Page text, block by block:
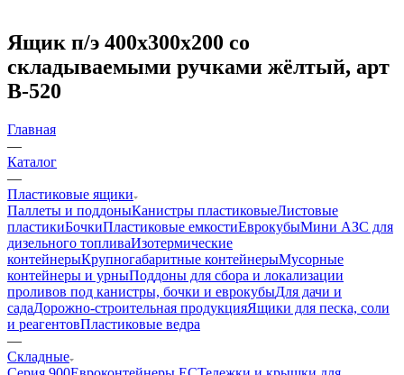
Ящик п/э 400х300х200 со
складываемыми ручками жёлтый, арт
B-520
Главная
—
Каталог
—
Пластиковые ящики
Паллеты и поддоныКанистры пластиковыеЛистовые
пластикиБочкиПластиковые емкостиЕврокубыМини АЗС для
дизельного топливаИзотермические
контейнерыКрупногабаритные контейнерыМусорные
контейнеры и урныПоддоны для сбора и локализации
проливов под канистры, бочки и еврокубыДля дачи и
садаДорожно-строительная продукцияЯщики для песка, соли
и реагентовПластиковые ведра
—
Складные